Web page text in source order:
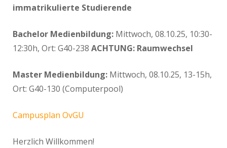
immatrikulierte Studierende
Bachelor Medienbildung: Mittwoch, 08.10.25, 10:30-
12:30h, Ort: G40-238 ACHTUNG: Raumwechsel
Master Medienbildung: Mittwoch, 08.10.25, 13-15h,
Ort: G40-130 (Computerpool)
Campusplan OvGU
Herzlich Willkommen!